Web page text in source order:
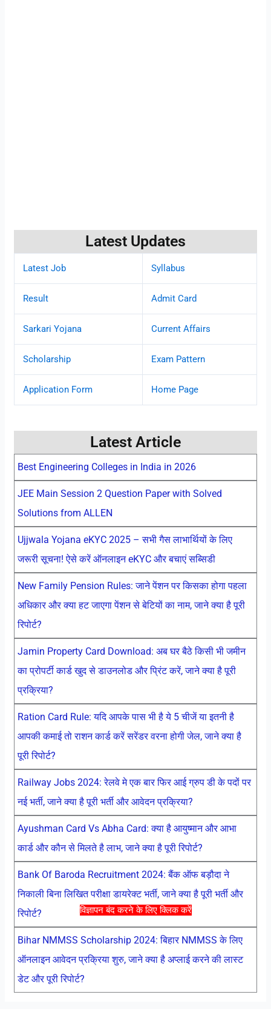
विज्ञापन बंद करने के लिए क्लिक करें
Latest Updates
Latest Job Syllabus
Result Admit Card
Sarkari Yojana Current Affairs
Scholarship Exam Pattern
Application Form Home Page
Latest Article
Best Engineering Colleges in India in 2026
JEE Main Session 2 Question Paper with Solved
Solutions from ALLEN
Ujjwala Yojana eKYC 2025 – सभी गैस लाभार्थियों के लिए
जरूरी सूचना! ऐसे करें ऑनलाइन eKYC और बचाएं सब्सिडी
New Family Pension Rules: जाने पेंशन पर किसका होगा पहला
अधिकार और क्या हट जाएगा पेंशन से बेटियों का नाम, जाने क्या है पूरी
रिपोर्ट?
Jamin Property Card Download: अब घर बैठे किसी भी जमीन
का प्रोपर्टी कार्ड खुद से डाउनलोड और प्रिंट करें, जाने क्या है पूरी
प्रक्रिया?
Ration Card Rule: यदि आपके पास भी है ये 5 चीजें या इतनी है
आपकी कमाई तो राशन कार्ड करें सरेंडर वरना होगी जेल, जाने क्या है
पूरी रिपोर्ट?
Railway Jobs 2024: रेलवे मे एक बार फिर आई ग्रुप डी के पदों पर
नई भर्ती, जाने क्या है पूरी भर्ती और आवेदन प्रक्रिया?
Ayushman Card Vs Abha Card: क्या है आयुष्मान और आभा
कार्ड और कौन से मिलते है लाभ, जाने क्या है पूरी रिपोर्ट?
Bank Of Baroda Recruitment 2024: बैंक ऑफ बड़ौदा ने
निकाली बिना लिखित परीक्षा डायरेक्ट भर्ती, जाने क्या है पूरी भर्ती और
रिपोर्ट?
Bihar NMMSS Scholarship 2024: बिहार NMMSS के लिए
ऑनलाइन आवेदन प्रक्रिया शुरु, जाने क्या है अप्लाई करने की लास्ट
डेट और पूरी रिपोर्ट?